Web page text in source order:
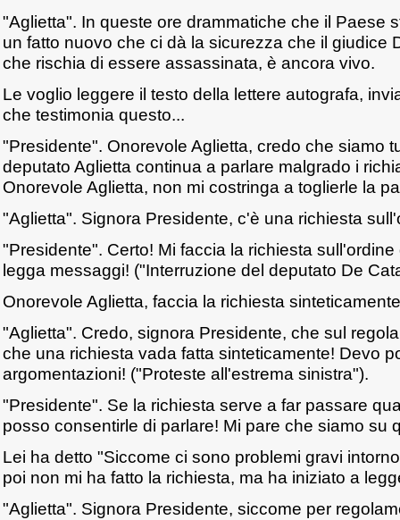
"Aglietta". In queste ore drammatiche che il Paese
un fatto nuovo che ci dà la sicurezza che il giudice
che rischia di essere assassinata, è ancora vivo.
Le voglio leggere il testo della lettere autografa,
che testimonia questo...
"Presidente". Onorevole Aglietta, credo che siamo
deputato Aglietta continua a parlare malgrado i
Onorevole Aglietta, non mi costringa a toglierle la
"Aglietta". Signora Presidente, c'è una richiesta
"Presidente". Certo! Mi faccia la richiesta
legga messaggi! ("Interruzione del deputato De
Onorevole Aglietta, faccia la richiesta
"Aglietta". Credo, signora Presidente, che sul
che una richiesta vada fatta sinteticamente! Devo
argomentazioni! ("Proteste all'estrema sinistra").
"Presidente". Se la richiesta serve a far passare
posso consentirle di parlare! Mi pare che siamo su
Lei ha detto "Siccome ci sono problemi gravi
poi non mi ha fatto la richiesta, ma ha iniziato a
"Aglietta". Signora Presidente, siccome per